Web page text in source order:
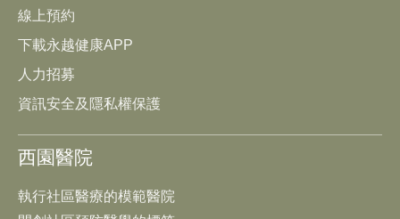
線上預約
下載永越健康APP
人力招募
資訊安全及隱私權保護
西園醫院
執行社區醫療的模範醫院